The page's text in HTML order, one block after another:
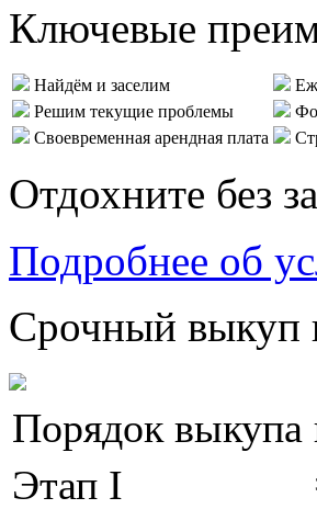
Ключевые
Найдём и заселим
Решим текущие проблемы
Своевременная арендная плата
Отдохните без
Подробнее об
Срочный выкуп
Порядок
Этап I